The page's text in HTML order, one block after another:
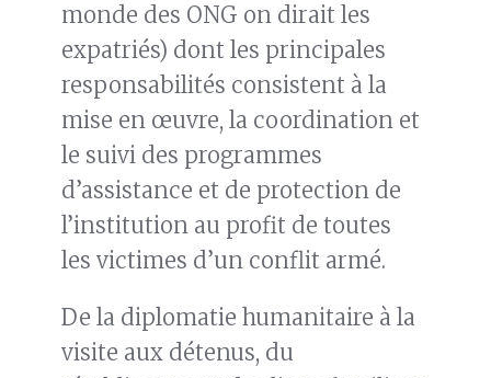
monde des ONG on dirait les
expatriés) dont les principales
responsabilités consistent à la
mise en œuvre, la coordination et
le suivi des programmes
d’assistance et de protection de
l’institution au profit de toutes
les victimes d’un conflit armé.
De la diplomatie humanitaire à la
visite aux détenus, du